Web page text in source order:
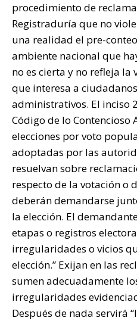
procedimiento de
Registraduría que no
una realidad el pre-
ambiente nacional que
no es cierta y no refleja
que interesa a
administrativos. El inciso
Código de lo Contencioso
elecciones por voto
adoptadas por las
resuelvan sobre
respecto de la votación o
deberán demandarse
la elección. El
etapas o registros
irregularidades o vicios
elección.” Exijan en las
sumen adecuadamente
irregularidades
Después de nada servirá